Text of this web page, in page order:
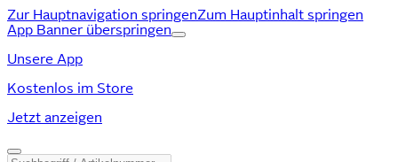
Zur Hauptnavigation springenZum Hauptinhalt springen
App Banner überspringen
Unsere App
Kostenlos im Store
Jetzt anzeigen